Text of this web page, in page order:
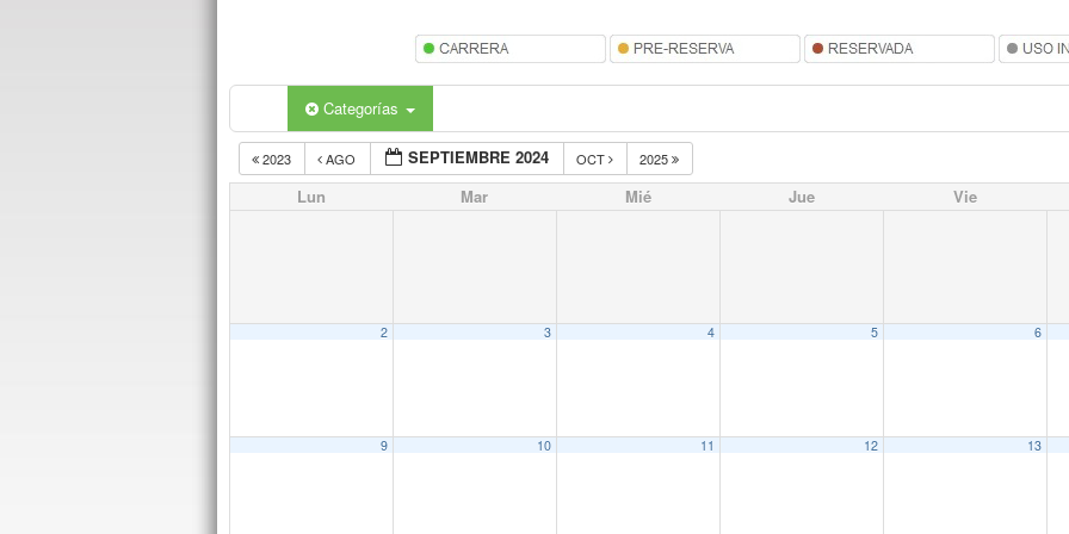
Categorías
2023 AGO SEPTIEMBRE 2024 OCT 2025
Lun Mar Mié Jue Vie
2 3 4 5 6
9 10 11 12 13